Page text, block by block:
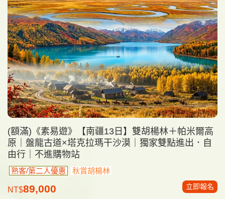
(額滿)《素易遊》【南疆13日】雙胡楊林＋帕米爾高
原｜盤龍古道×塔克拉瑪干沙漠｜獨家雙點進出．自
由行｜不進購物站
熟客/第二人優惠 秋賞胡楊林
NT$89,000 立即報名